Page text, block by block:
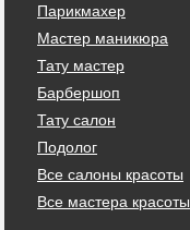
Парикмахер
Мастер маникюра
Тату мастер
Барбершоп
Тату салон
Подолог
Все салоны красоты
Все мастера красоты